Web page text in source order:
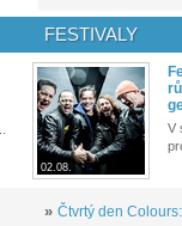
FESTIVALY
02.08.
V
» Čtvrtý den